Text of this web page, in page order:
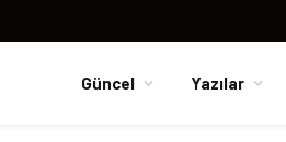
Güncel Yazılar